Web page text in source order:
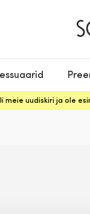
meie uudiskiri ja ole